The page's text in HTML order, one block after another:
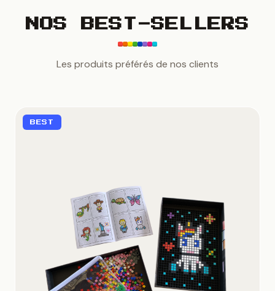
NOS BEST-SELLERS
Les produits préférés de nos clients
BEST